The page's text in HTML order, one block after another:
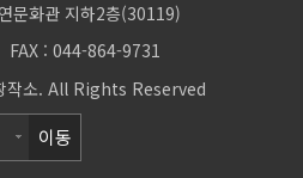
문화관 지하2층(30119)
: 044-864-9731
소. All Rights Reserved
이동